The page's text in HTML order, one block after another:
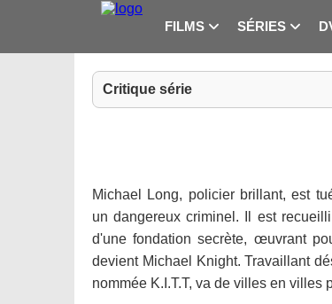
FILMS SÉRIES
Critique série
Michael Long, policier brillant, est
un dangereux criminel. Il est
d'une fondation secrète, œuvrant
devient Michael Knight. Travaillant
nommée K.I.T.T, va de villes en villes